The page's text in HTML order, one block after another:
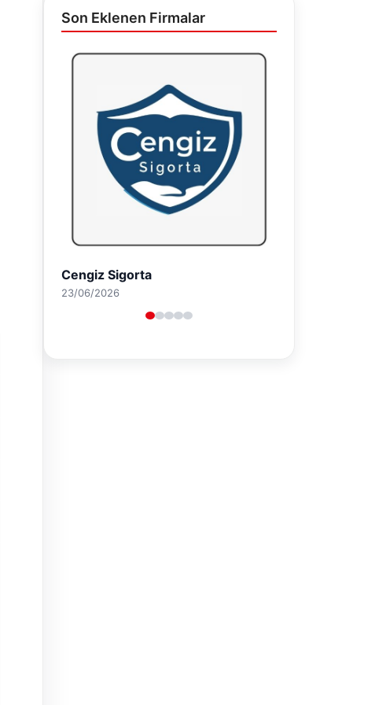
Son Eklenen Firmalar
Hastaş Beton
26/05/2026